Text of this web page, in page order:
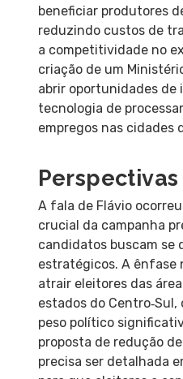
beneficiar produtores
reduzindo custos de
a competitividade no
criação de um
abrir oportunidades de
tecnologia de
empregos nas cidades
A fala de Flávio
crucial da campanha
candidatos buscam se
estratégicos. A ênfase
atrair eleitores das
estados do
peso político
proposta de redução
precisa ser detalhada